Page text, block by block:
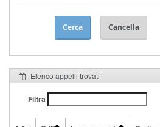
Cerca Cancella
Elenco appelli trovati
Filtra